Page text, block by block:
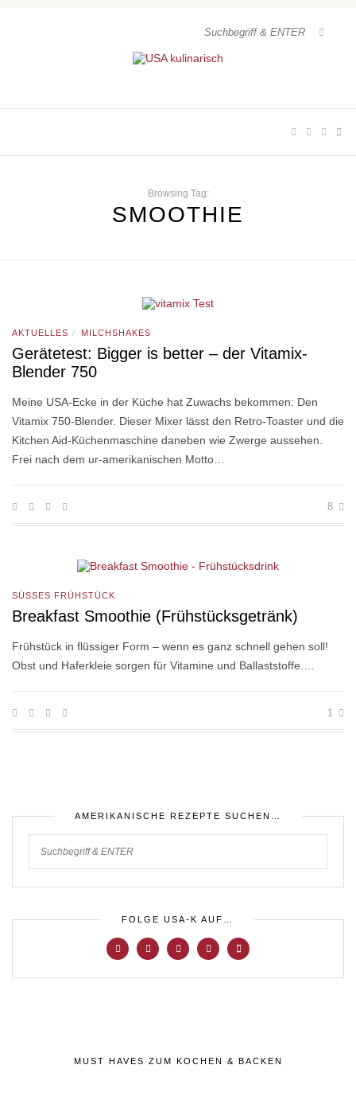
Browsing Tag:
SMOOTHIE
AKTUELLES / MILCHSHAKES
Gerätetest: Bigger is better – der Vitamix-
Blender 750
Meine USA-Ecke in der Küche hat Zuwachs bekommen: Den
Vitamix 750-Blender. Dieser Mixer lässt den Retro-Toaster und die
Kitchen Aid-Küchenmaschine daneben wie Zwerge aussehen.
Frei nach dem ur-amerikanischen Motto…
8
SÜSSES FRÜHSTÜCK
Breakfast Smoothie (Frühstücksgetränk)
Frühstück in flüssiger Form – wenn es ganz schnell gehen soll!
Obst und Haferkleie sorgen für Vitamine und Ballaststoffe.…
1
AMERIKANISCHE REZEPTE SUCHEN…
FOLGE USA-K AUF…
MUST HAVES ZUM KOCHEN & BACKEN